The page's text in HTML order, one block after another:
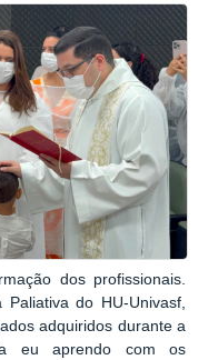
dos profissionais.
do HU-Univasf,
adquiridos durante a
eu aprendo com os